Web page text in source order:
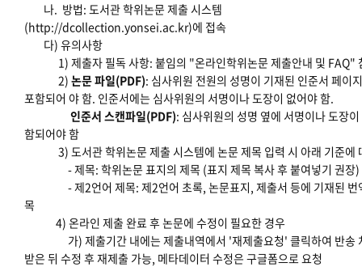
나. 방법: 도서관 학위논문 제출 시스템
(http://dcollection.yonsei.ac.kr)에 접속
다) 유의사항
1) 제출자 필독 사항: 붙임의 "온라인학위논문 제출안내 및 FAQ"
2) 논문 파일(PDF): 심사위원 전원의 성명이 기재된 인준서 페이
포함되어 야 함. 인준서에는 심사위원의 서명이나 도장이 없어야 함.
인준서 스캔파일(PDF): 심사위원의 성명 옆에 서명이나 도장
함되어야 함
3) 도서관 학위논문 제출 시스템에 논문 제목 입력 시 아래 기준에
- 제목: 학위논문 표지의 제목 (표지 제목 복사 후 붙여넣기 권장)
- 제2언어 제목: 제2언어 초록, 논문표지, 제출서 등에 기재된 번
목
4) 온라인 제출 완료 후 논문에 수정이 필요한 경우
가) 제출기간 내에는 제출내역에서 '재제출요청' 클릭하여 반송
받은 뒤 수정 후 재제출 가능, 메타데이터 수정은 구글폼으로 요청